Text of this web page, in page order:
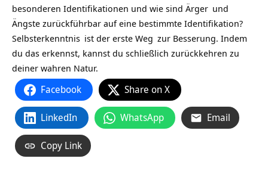
besonderen Identifikationen und wie sind Ärger und
Ängste zurückführbar auf eine bestimmte Identifikation?
Selbsterkenntnis ist der erste Weg zur Besserung. Indem
du das erkennst, kannst du schließlich zurückkehren zu
deiner wahren Natur.
Facebook Share on X
LinkedIn WhatsApp Email
Copy Link